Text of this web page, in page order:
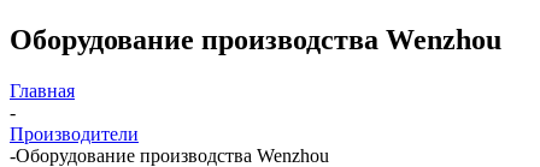
Оборудование производства Wenzhou
Главная
-
Производители
-Оборудование производства Wenzhou